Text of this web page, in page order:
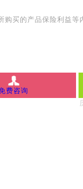
买的产品保险利益
费咨询